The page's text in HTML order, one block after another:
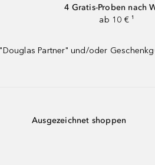
4 Gratis-Proben nach
ab 10 € ¹
Partner" und/oder
Ausgezeichnet shoppen